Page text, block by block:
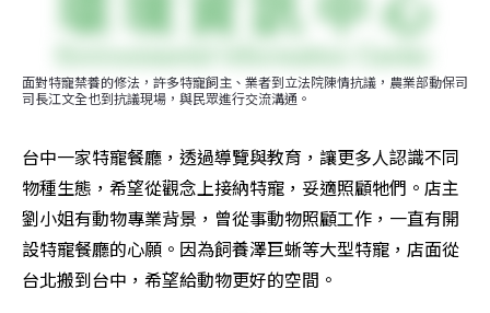
面對特寵禁養的修法，許多特寵飼主、業者到立法院陳情抗議，農業部動保司
司長江文全也到抗議現場，與民眾進行交流溝通。
台中一家特寵餐廳，透過導覽與教育，讓更多人認識不同
物種生態，希望從觀念上接納特寵，妥適照顧牠們。店主
劉小姐有動物專業背景，曾從事動物照顧工作，一直有開
設特寵餐廳的心願。因為飼養澤巨蜥等大型特寵，店面從
台北搬到台中，希望給動物更好的空間。